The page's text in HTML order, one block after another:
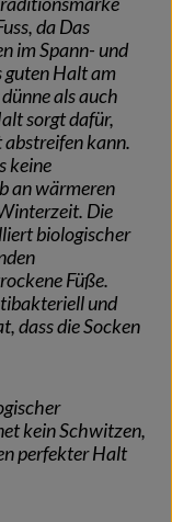
da Das
im Spann- und
guten Halt am
als auch
sorgt dafür,
abstreifen kann.
keine
an wärmeren
Die
biologischer
Füße.
und
dass die Socken
kein Schwitzen,
perfekter Halt